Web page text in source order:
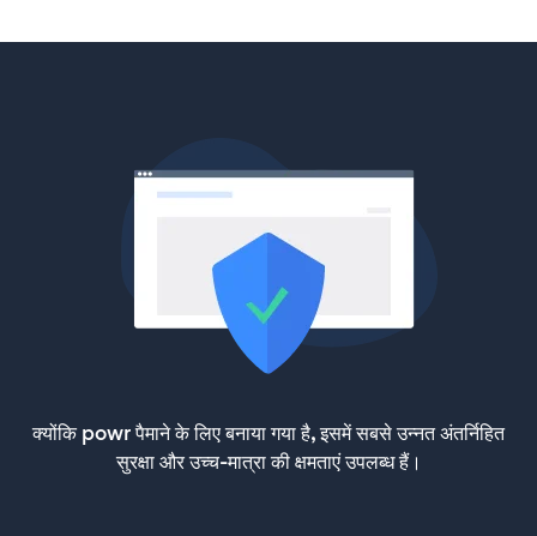
क्योंकि powr पैमाने के लिए बनाया गया है, इसमें सबसे उन्नत अंतर्निहित
सुरक्षा और उच्च-मात्रा की क्षमताएं उपलब्ध हैं।